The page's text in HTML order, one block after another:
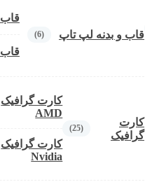
قاب و بدنه لپ تاپ (6)
قاب Dell
قاب HP
کارت
گرافیک
(25)
کارت گرافیک
AMD
کارت گرافیک
Nvidia